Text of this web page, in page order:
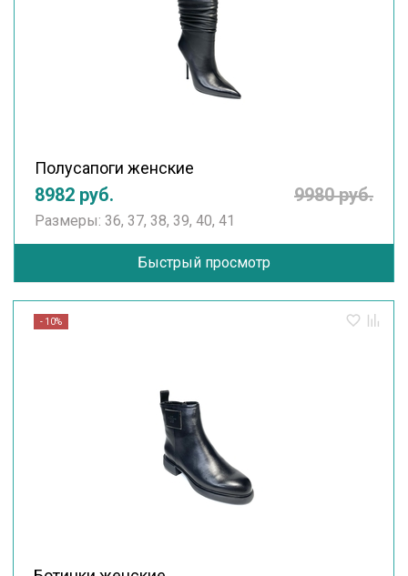
Полусапоги женские
8982 руб. 9980 руб.
Размеры: 36, 37, 38, 39, 40, 41
Быстрый просмотр
- 10%